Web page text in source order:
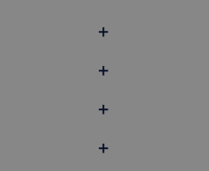
+
+
+
+